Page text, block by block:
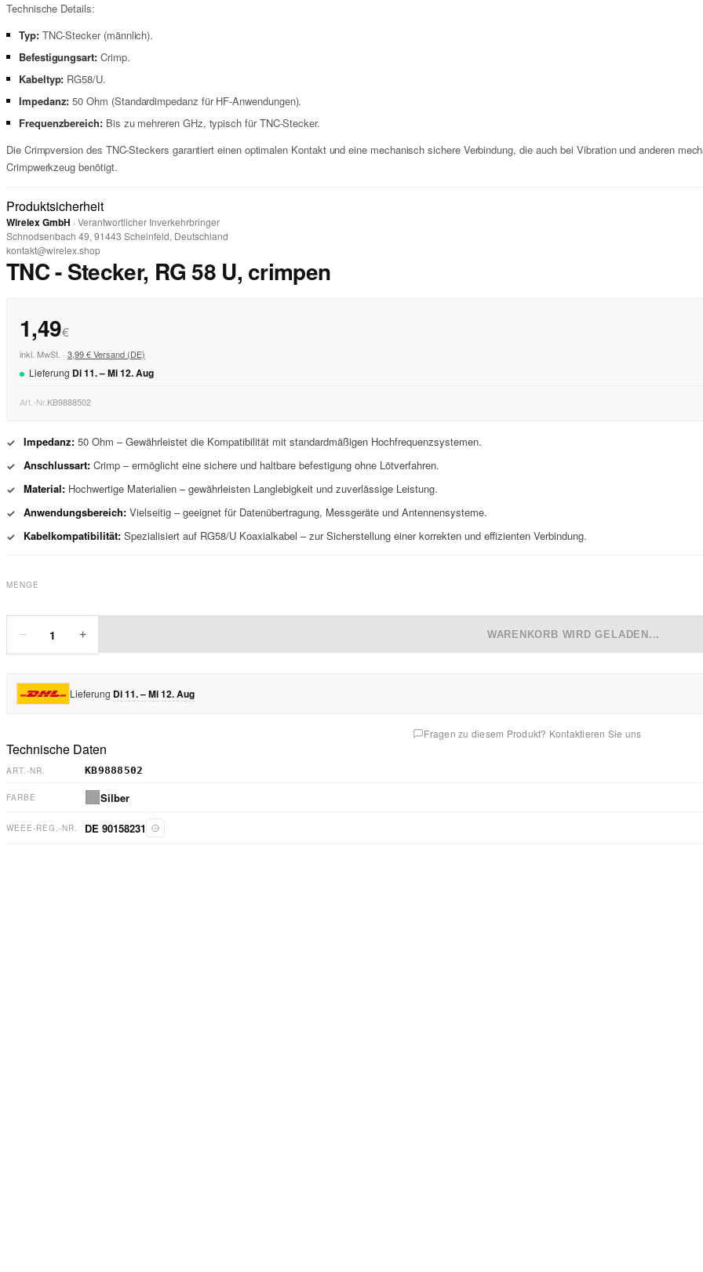
Technische Details:
Typ:TNC-Stecker (männlich).
Befestigungsart:Crimp.
Kabeltyp: RG58/U.
Impedanz: 50 Ohm (Standardimpedanz für HF-Anwendungen).
Frequenzbereich:Bis zu mehreren GHz, typisch für TNC-Stecker.
Die Crimpversion des TNC-Steckers garantiert einen optimalen Kontakt und eine mechanisch sichere Verbindung, die auch bei Vibration und anderen
Crimpwerkzeug benötigt.
Produktsicherheit
Wirelex GmbH · Verantwortlicher Inverkehrbringer
Schnodsenbach 49, 91443 Scheinfeld, Deutschland
kontakt@wirelex.shop
TNC - Stecker, RG 58 U, crimpen
1,49€
inkl. MwSt. · 3,99 € Versand (DE)
Lieferung Di11. –Mi12.Aug
Art.-Nr.KB9888502
✓ Impedanz: 50 Ohm – Gewährleistet die Kompatibilität mit standardmäßigen Hochfrequenzsystemen.
✓ Anschlussart: Crimp – ermöglicht eine sichere und haltbare befestigung ohne Lötverfahren.
✓ Material: Hochwertige Materialien – gewährleisten Langlebigkeit und zuverlässige Leistung.
✓ Anwendungsbereich: Vielseitig – geeignet für Datenübertragung, Messgeräte und Antennensysteme.
✓
Kabelkompatibilität: Spezialisiert auf RG58/U Koaxialkabel – zur Sicherstellung einer korrekten und effizienten Verbindung.
MENGE
− 1 + WARENKORB WIRD GELADEN...
Lieferung Di 11. – Mi 12. Aug
Fragen zu diesem Produkt? Kontaktieren Sie uns
Technische Daten
ART.-NR. KB9888502
FARBE Silber
WEEE-REG.-NR. DE 90158231